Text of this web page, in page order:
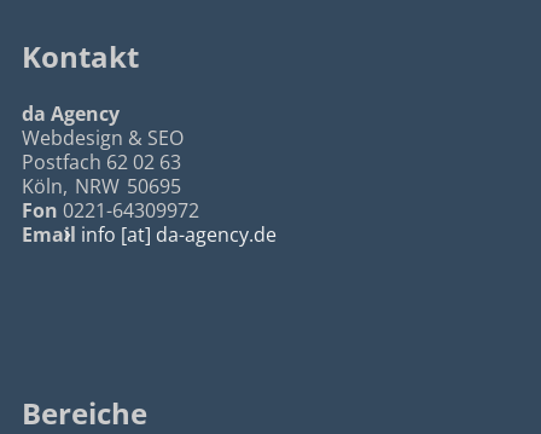
Kontakt
da Agency
Webdesign & SEO
Postfach 62 02 63
Köln, NRW 50695
Fon 0221-64309972
Email info [at] da-agency.de
Bereiche